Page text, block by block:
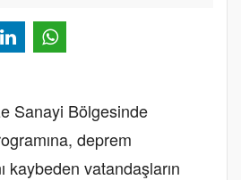
Sanayi Bölgesinde
deprem
kaybeden vatandaşların